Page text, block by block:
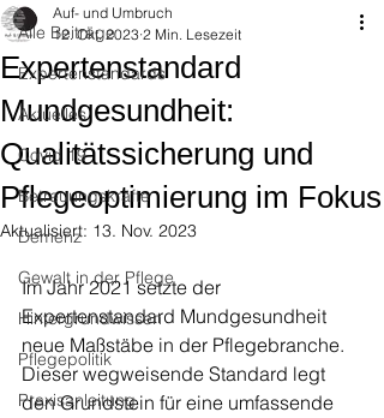
Alle Beiträge
Expertenstandards
Aktuelles
Covid 19
Betreuungskräfte
Demenz
Gewalt in der Pflege
Hintergrundwissen
Pflegepolitik
Praxisanleitung
Expertenstandard
Mundgesundheit:
Qualitätssicherung und
Pflegeoptimierung im Fokus
Auf- und Umbruch
12. Okt. 2023 2 Min. Lesezeit
Aktualisiert: 13. Nov. 2023
Im Jahr 2021 setzte der
Expertenstandard Mundgesundheit
neue Maßstäbe in der Pflegebranche.
Dieser wegweisende Standard legt
den Grundstein für eine umfassende